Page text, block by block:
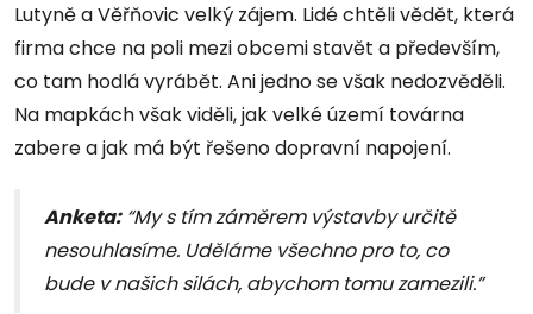
Lutyně a Věřňovic velký zájem. Lidé chtěli vědět, která
firma chce na poli mezi obcemi stavět a především,
co tam hodlá vyrábět. Ani jedno se však nedozvěděli.
Na mapkách však viděli, jak velké území továrna
zabere a jak má být řešeno dopravní napojení.
Anketa:“My s tím záměrem výstavby určitě
nesouhlasíme. Uděláme všechno pro to, co
bude v našich silách, abychom tomu zamezili.”